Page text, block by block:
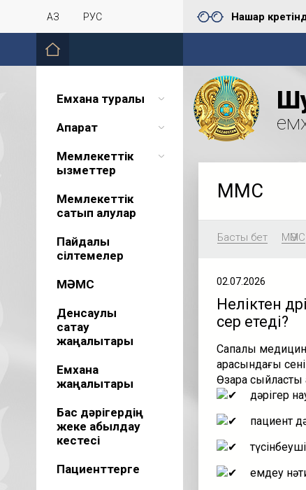
ҚАЗ РУС Нашар
Емхана туралы
Ақпарат
Мемлекеттік
қызметтер
Мемлекеттік
сатып алулар
Пайдалы
сілтемелер
МӘМС
Денсаулық
сақтау
жаңалықтары
Емхана
жаңалықтары
Бас дәрігердің
жеке қабылдау
кестесі
Пациенттерге
МӘМС
Басты бет МӘМС
02.07.2026
Неліктен
әсер етеді?
Сапалы
арасындағы
Өзара сыйластық
дәрігер
пациент
емдеу